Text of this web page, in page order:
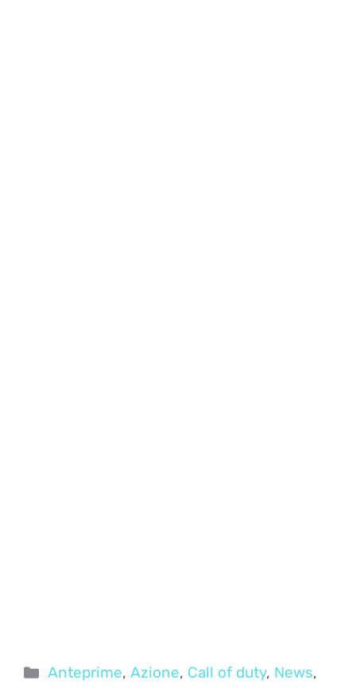
Categorie
Anteprime,Azione, Call of duty, News,